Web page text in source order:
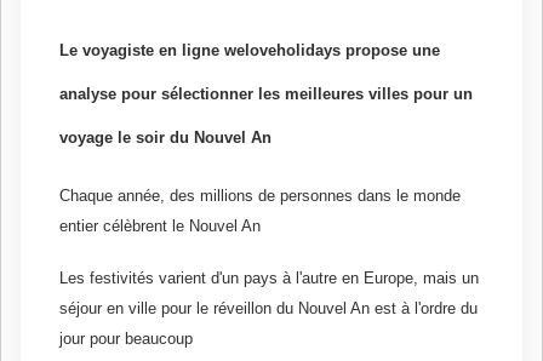
Le voyagiste en ligne weloveholidays propose une
analyse pour sélectionner les meilleures villes pour un
voyage le soir du Nouvel An
Chaque année, des millions de personnes dans le monde
entier célèbrent le Nouvel An
Les festivités varient d'un pays à l'autre en Europe, mais un
séjour en ville pour le réveillon du Nouvel An est à l'ordre du
jour pour beaucoup